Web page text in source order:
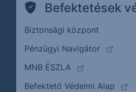
Befektetések
Biztonsági központ
Pénzügyi Navigátor
(külső
MNB ÉSZLA
(külső oldalra
Befektető Védelmi Alap